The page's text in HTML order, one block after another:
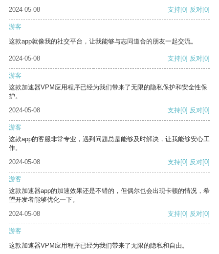
2024-05-08
支持[0] 反对[0]
游客
这款app就像我的社交平台，让我能够与志同道合的朋友一起交流。
2024-05-08 支持[0] 反对[0]
游客
这款加速器VPM应用程序已经为我们带来了无限的隐私保护和安全性保
护。
2024-05-08
支持[0] 反对[0]
游客
这款app的客服非常专业，遇到问题总是能够及时解决，让我能够安心工
作。
2024-05-08
支持[0] 反对[0]
游客
这款加速器app的加速效果还是不错的，但偶尔也会出现卡顿的情况，希
望开发者能够优化一下。
2024-05-08
支持[0] 反对[0]
游客
这款加速器VPM应用程序已经为我们带来了无限的隐私和自由。